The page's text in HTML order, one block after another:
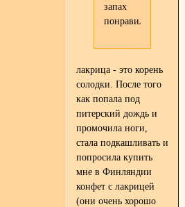
запах
понравился?
лакрица - это корень
солодки. После того
как попала под
питерский дождь и
промочила ноги,
стала подкашливать и
попросила купить
мне в Финляндии
конфет с лакрицей
(они очень хорошо